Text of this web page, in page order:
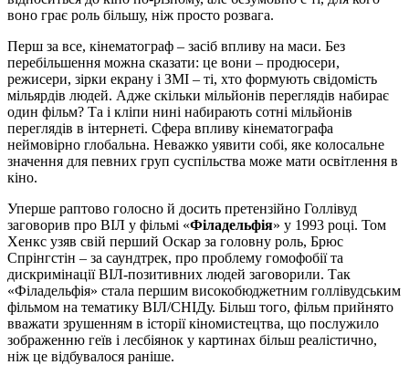
воно грає роль більшу, ніж просто розвага.
Перш за все, кінематограф – засіб впливу на маси. Без
перебільшення можна сказати: це вони – продюсери,
режисери, зірки екрану і ЗМІ – ті, хто формують свідомість
мільярдів людей. Адже скільки мільйонів переглядів набирає
один фільм? Та і кліпи нині набирають сотні мільйонів
переглядів в інтернеті. Сфера впливу кінематографа
неймовірно глобальна. Неважко уявити собі, яке колосальне
значення для певних груп суспільства може мати освітлення в
кіно.
Уперше раптово голосно й досить претензійно Голлівуд
заговорив про ВІЛ у фільмі «Філадельфія» у 1993 році. Том
Хенкс узяв свій перший Оскар за головну роль, Брюс
Спрінгстін – за саундтрек, про проблему гомофобії та
дискримінації ВІЛ-позитивних людей заговорили. Так
«Філадельфія» стала першим високобюджетним голлівудським
фільмом на тематику ВІЛ/СНІДу. Більш того, фільм прийнято
вважати зрушенням в історії кіномистецтва, що послужило
зображенню геїв і лесбіянок у картинах більш реалістично,
ніж це відбувалося раніше.